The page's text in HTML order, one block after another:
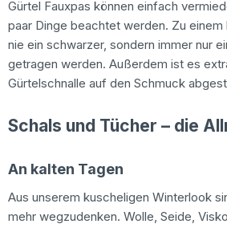
Gürtel Fauxpas können einfach
paar Dinge beachtet werden. Zu einem
nie ein schwarzer, sondern immer nur
getragen werden. Außerdem ist es
Gürtelschnalle auf den Schmuck
Schals und Tücher – die
An kalten Tagen
Aus unserem kuscheligen Winterlook
mehr wegzudenken. Wolle, Seide,